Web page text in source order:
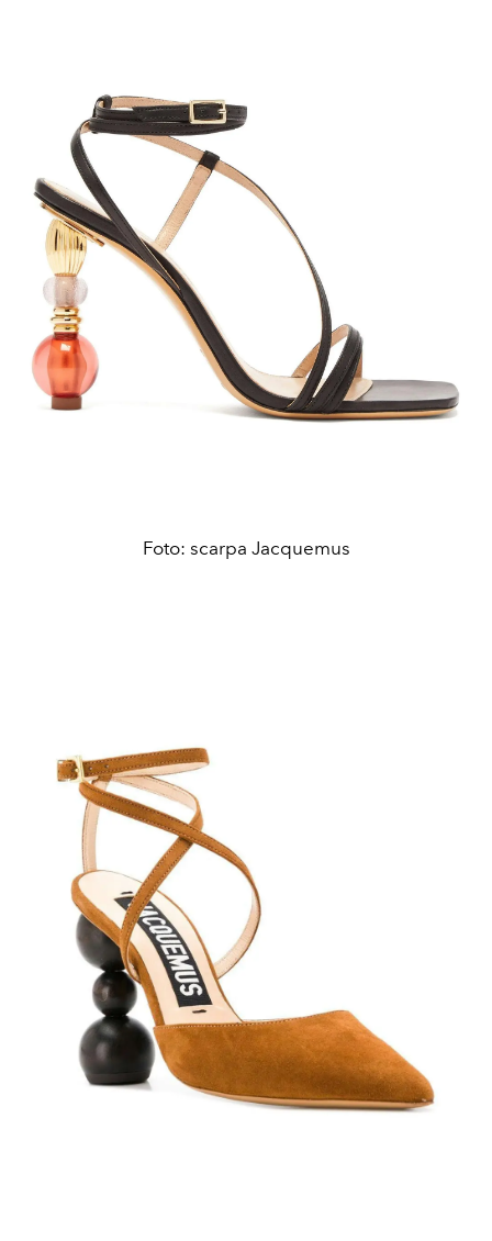
Foto: scarpa Jacquemus